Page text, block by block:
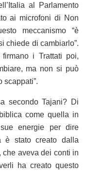
al Parlamento
ai microfoni di Non
meccanismo “è
chiede di cambiarlo”.
i Trattati poi,
ma non si può
scappati”.
secondo Tajani? Di
come quella in
energie per dire
è stato creato dalla
che aveva dei conti in
ha creato questo